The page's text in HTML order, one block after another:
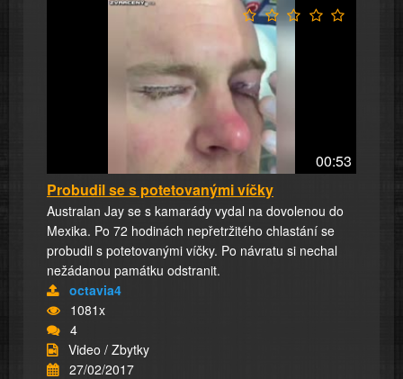
00:53
Probudil se s potetovanými víčky
Australan Jay se s kamarády vydal na dovolenou do
Mexika. Po 72 hodinách nepřetržitého chlastání se
probudil s potetovanými víčky. Po návratu si nechal
nežádanou památku odstranit.
octavia4
1081x
4
Video / Zbytky
27/02/2017